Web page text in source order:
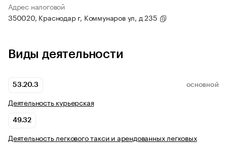
Адрес налоговой
350020, Краснодар г, Коммунаров ул, д 235
Виды деятельности
53.20.3 ОСНОВНОЙ
Деятельность курьерская
49.32
Деятельность легкового такси и арендованных легковых